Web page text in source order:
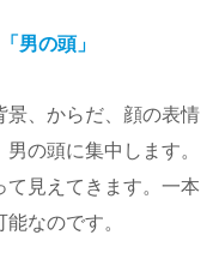
男の頭」
景、からだ、顔の表情
の頭に集中します。
見えてきます。一本
なのです。